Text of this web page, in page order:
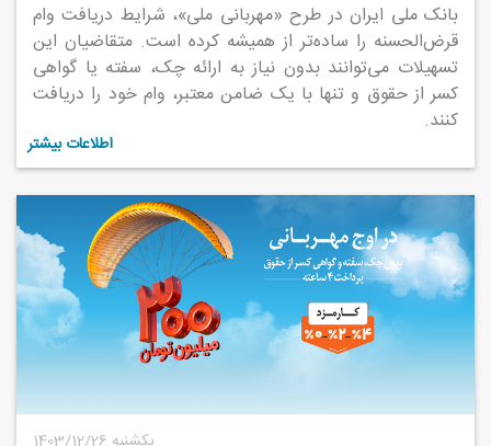
بانک ملی ایران در طرح «مهربانی ملی»، شرایط دریافت وام
قرض‌الحسنه را ساده‌تر از همیشه کرده است. متقاضیان این
تسهیلات می‌توانند بدون نیاز به ارائه چک، سفته یا گواهی
کسر از حقوق و تنها با یک ضامن معتبر، وام خود را دریافت
کنند.
اطلاعات بیشتر